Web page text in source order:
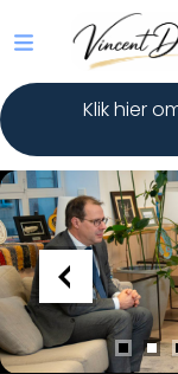
Klik hier